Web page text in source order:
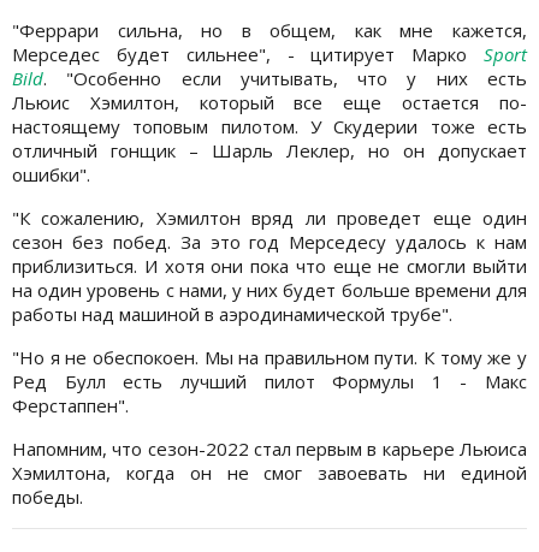
"Феррари сильна, но в общем, как мне кажется,
Мерседес будет сильнее", - цитирует Марко Sport
Bild. "Особенно если учитывать, что у них есть
Льюис Хэмилтон, который все еще остается по-
настоящему топовым пилотом. У Скудерии тоже есть
отличный гонщик – Шарль Леклер, но он допускает
ошибки".
"К сожалению, Хэмилтон вряд ли проведет еще один
сезон без побед. За это год Мерседесу удалось к нам
приблизиться. И хотя они пока что еще не смогли выйти
на один уровень с нами, у них будет больше времени для
работы над машиной в аэродинамической трубе".
"Но я не обеспокоен. Мы на правильном пути. К тому же у
Ред Булл есть лучший пилот Формулы 1 - Макс
Ферстаппен".
Напомним, что сезон-2022 стал первым в карьере Льюиса
Хэмилтона, когда он не смог завоевать ни единой
победы.